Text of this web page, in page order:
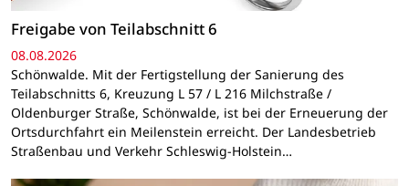
Freigabe von Teilabschnitt 6
08.08.2026
Schönwalde. Mit der Fertigstellung der Sanierung des
Teilabschnitts 6, Kreuzung L 57 / L 216 Milchstraße /
Oldenburger Straße, Schönwalde, ist bei der Erneuerung der
Ortsdurchfahrt ein Meilenstein erreicht. Der Landesbetrieb
Straßenbau und Verkehr Schleswig-Holstein…